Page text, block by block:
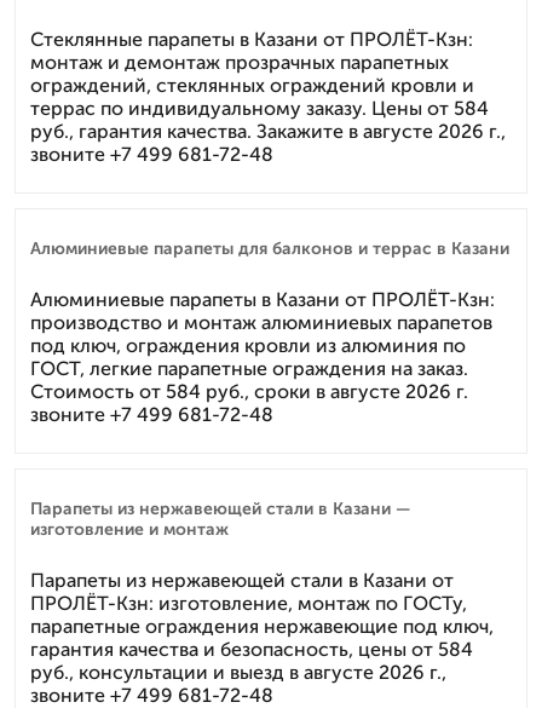
Стеклянные парапеты в Казани от ПРОЛЁТ-Кзн:
монтаж и демонтаж прозрачных парапетных
ограждений, стеклянных ограждений кровли и
террас по индивидуальному заказу. Цены от 584
руб., гарантия качества. Закажите в августе 2026 г.,
звоните +7 499 681-72-48
Алюминиевые парапеты для балконов и террас в Казани
Алюминиевые парапеты в Казани от ПРОЛЁТ-Кзн:
производство и монтаж алюминиевых парапетов
под ключ, ограждения кровли из алюминия по
ГОСТ, легкие парапетные ограждения на заказ.
Стоимость от 584 руб., сроки в августе 2026 г.
звоните +7 499 681-72-48
Парапеты из нержавеющей стали в Казани —
изготовление и монтаж
Парапеты из нержавеющей стали в Казани от
ПРОЛЁТ-Кзн: изготовление, монтаж по ГОСТу,
парапетные ограждения нержавеющие под ключ,
гарантия качества и безопасность, цены от 584
руб., консультации и выезд в августе 2026 г.,
звоните +7 499 681-72-48